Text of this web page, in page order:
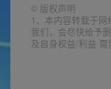
© 版权声明
1、本内容转载于
我们，会尽快给予
及自身权益/利益